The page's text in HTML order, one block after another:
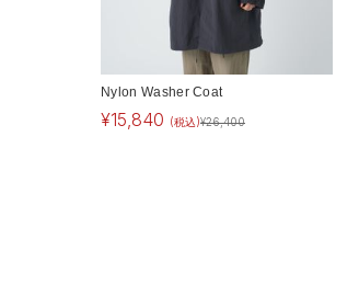
Nylon Washer Coat
¥15,840 (税込)¥26,400